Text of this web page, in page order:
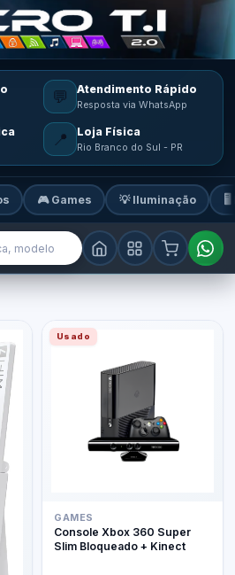
💬 Atendimento Rápido
Resposta via WhatsApp
📍 Loja Física
Rio Branco do Sul - PR
🎮 Games 💡 Iluminação 🖥️
loja de
Usado
GAMES
Console Xbox 360 Super
Slim Bloqueado + Kinect